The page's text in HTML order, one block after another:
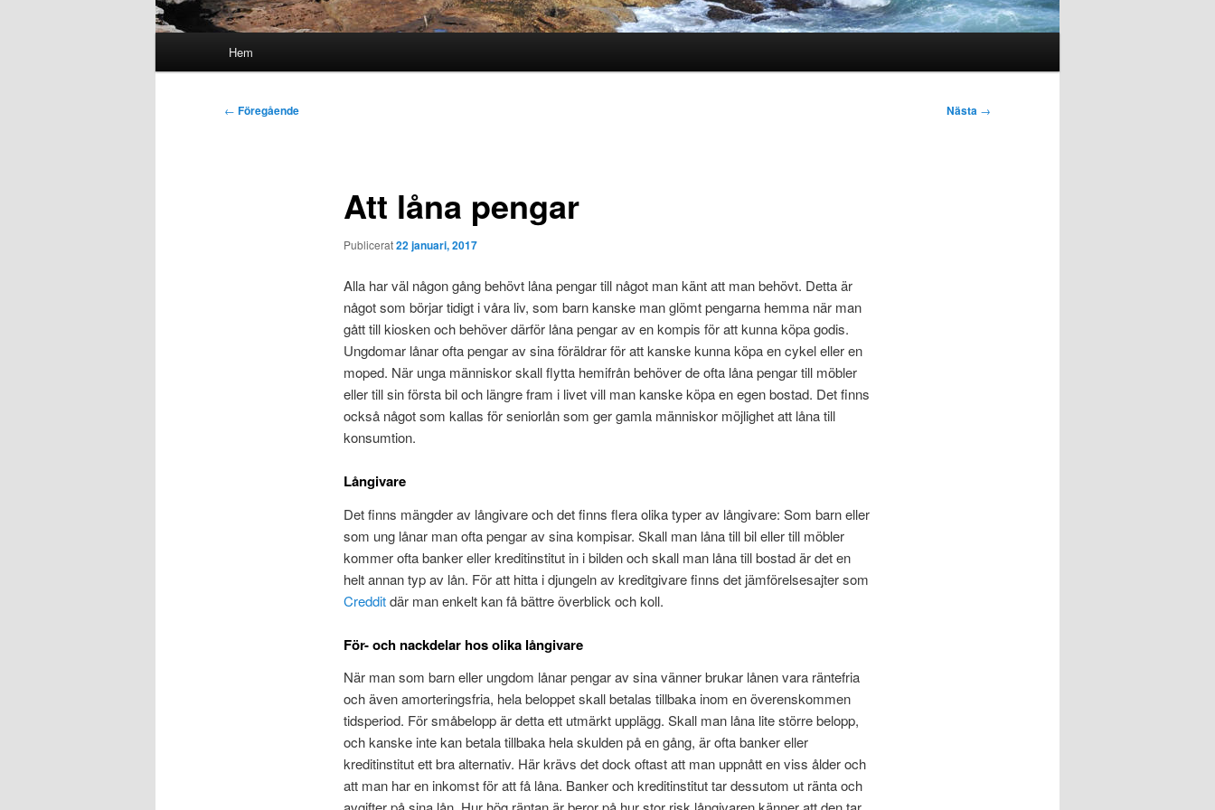
Hem
Inläggsnavigering
← Föregående Nästa →
Att låna pengar
Publicerat22 januari, 2017
Alla har väl någon gång behövt låna pengar till något man känt att man behövt. Detta är
något som börjar tidigt i våra liv, som barn kanske man glömt pengarna hemma när man
gått till kiosken och behöver därför låna pengar av en kompis för att kunna köpa godis.
Ungdomar lånar ofta pengar av sina föräldrar för att kanske kunna köpa en cykel eller en
moped. När unga människor skall flytta hemifrån behöver de ofta låna pengar till möbler
eller till sin första bil och längre fram i livet vill man kanske köpa en egen bostad. Det finns
också något som kallas för seniorlån som ger gamla människor möjlighet att låna till
konsumtion.
Långivare
Det finns mängder av långivare och det finns flera olika typer av långivare: Som barn eller
som ung lånar man ofta pengar av sina kompisar. Skall man låna till bil eller till möbler
kommer ofta banker eller kreditinstitut in i bilden och skall man låna till bostad är det en
helt annan typ av lån. För att hitta i djungeln av kreditgivare finns det jämförelsesajter som
Credditdär man enkelt kan få bättre överblick och koll.
För- och nackdelar hos olika långivare
När man som barn eller ungdom lånar pengar av sina vänner brukar lånen vara räntefria
och även amorteringsfria, hela beloppet skall betalas tillbaka inom en överenskommen
tidsperiod. För småbelopp är detta ett utmärkt upplägg. Skall man låna lite större belopp,
och kanske inte kan betala tillbaka hela skulden på en gång, är ofta banker eller
kreditinstitut ett bra alternativ. Här krävs det dock oftast att man uppnått en viss ålder och
att man har en inkomst för att få låna. Banker och kreditinstitut tar dessutom ut ränta och